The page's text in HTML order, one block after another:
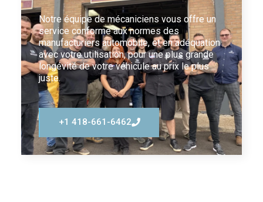
Notre équipe de mécaniciens vous offre un
service conforme aux normes des
manufacturiers automobile, et en adéquation
avec votre utilisation, pour une plus grande
longévité de votre véhicule au prix le plus
juste.
+1 418-661-6462